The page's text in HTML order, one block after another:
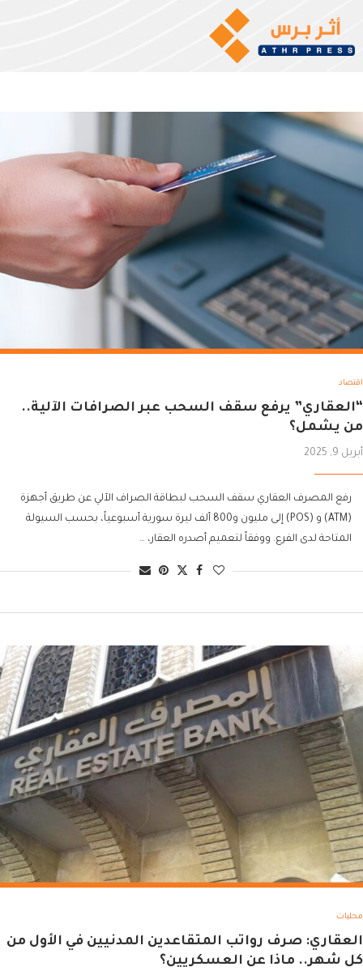
اقتصاد
“العقاري” يرفع سقف السحب عبر الصرافات الآلية..
من يشمل؟
أبريل 9, 2025
رفع المصرف العقاري سقف السحب لبطاقة الصراف الآلي عن طريق أجهزة
(ATM) و (POS) إلى مليون و800 ألف ليرة سورية أسبوعياً، بحسب السيولة
المتاحة لدى الفرع. ووفقاً لتعميم أصدره العقار، …
محليات
العقاري: صرف رواتب المتقاعدين المدنيين في الأول من
كل شهر.. ماذا عن العسكريين؟